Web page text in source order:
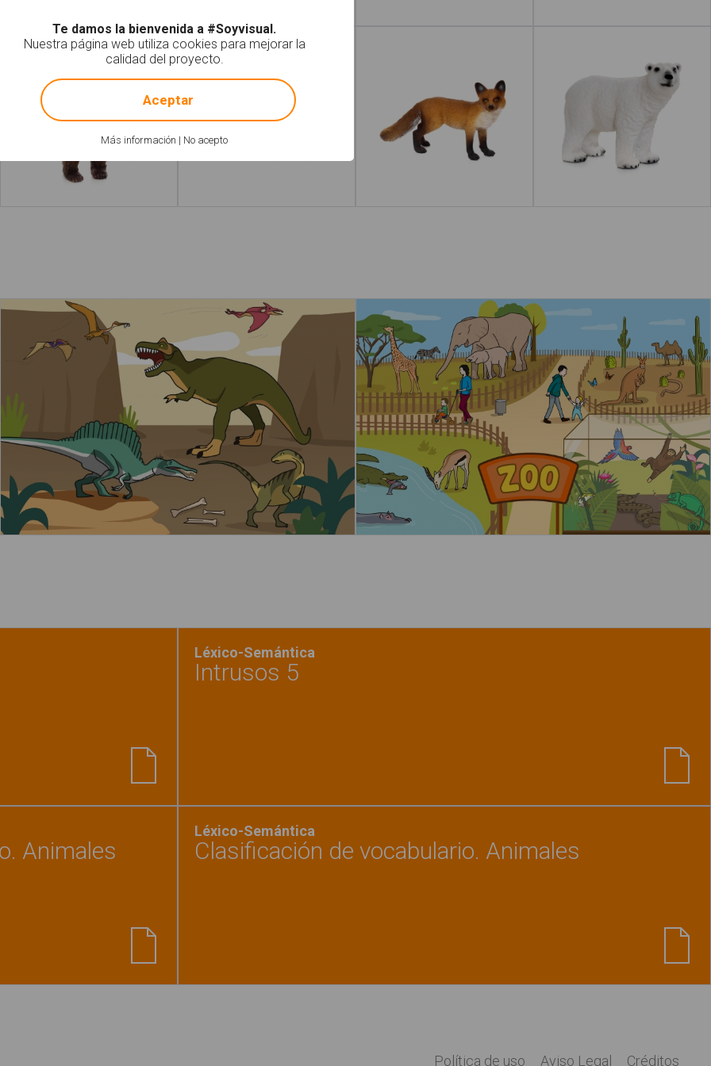
acerca de "Ardillas"
Leer más acerca de "Gorila"
Leer más acerca de "Oso"
Oso
acerca de "Tigre"
Tigre
Leer más
Leer más acerca de "Los dinosaurios
Leer más
Los dinosaurios carnívoros El zoo
Léxico-Semántica
Intrusos 5
Animales
Léxico-Semántica
Clasificación de vocabulario. Animales
Política de uso Aviso Legal Créditos
Te damos la bienvenida a #Soyvisual.
Nuestra página web utiliza cookies para mejorar la
calidad del proyecto.
Más información | No acepto
! Not valid!
Aceptar